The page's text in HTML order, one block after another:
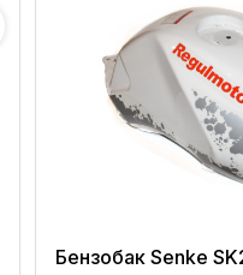
Бензобак Senke